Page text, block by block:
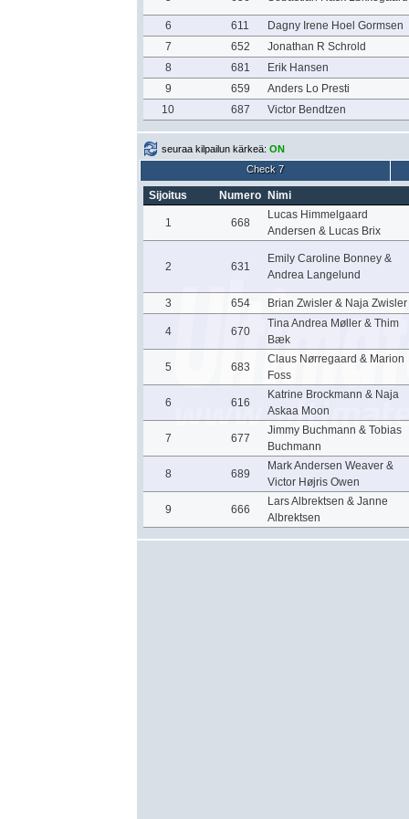
6 611
Dagny Irene Hoel Gormsen
7
652
Jonathan R Schrold
8
681
Erik Hansen
9
659
Anders Lo Presti
10
687 Victor Bendtzen
seuraa kilpailun kärkeä: ON
Check 7
Sijoitus Numero Nimi
1 668
Lucas Himmelgaard
Andersen & Lucas Brix
2 631
Emily Caroline Bonney &
Andrea Langelund
3 654 Brian Zwisler & Naja Zwisler
4 670
Tina Andrea Møller & Thim
Bæk
5 683
Claus Nørregaard & Marion
Foss
6 616
Katrine Brockmann & Naja
Askaa Moon
7 677
Jimmy Buchmann & Tobias
Buchmann
8 689
Mark Andersen Weaver &
Victor Højris Owen
9 666
Lars Albrektsen & Janne
Albrektsen